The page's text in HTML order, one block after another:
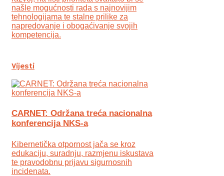
našle mogućnosti rada s najnovijim
tehnologijama te stalne prilike za
napredovanje i obogaćivanje svojih
kompetencija.
Vijesti
CARNET: Održana treća nacionalna
konferencija NKS-a
Kibernetička otpornost jača se kroz
edukaciju, suradnju, razmjenu iskustava
te pravodobnu prijavu sigurnosnih
incidenata.